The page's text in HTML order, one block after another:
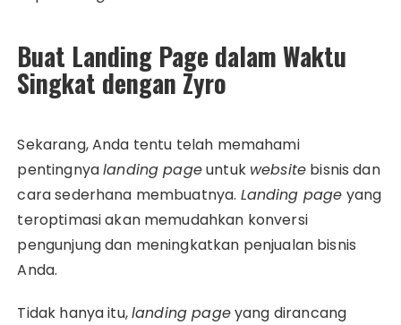
Buat Landing Page dalam Waktu
Singkat dengan Zyro
Sekarang, Anda tentu telah memahami
pentingnyalanding pageuntuk website bisnis dan
cara sederhana membuatnya. Landing page yang
teroptimasi akan memudahkan konversi
pengunjung dan meningkatkan penjualan bisnis
Anda.
Tidak hanya itu,landing pageyang dirancang